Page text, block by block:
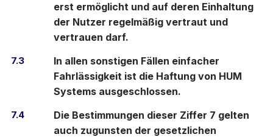
erst ermöglicht und auf deren Einhaltung
der Nutzer regelmäßig vertraut und
vertrauen darf.
7.3
In allen sonstigen Fällen einfacher
Fahrlässigkeit ist die Haftung von HUM
Systems ausgeschlossen.
7.4
Die Bestimmungen dieser Ziffer 7 gelten
auch zugunsten der gesetzlichen